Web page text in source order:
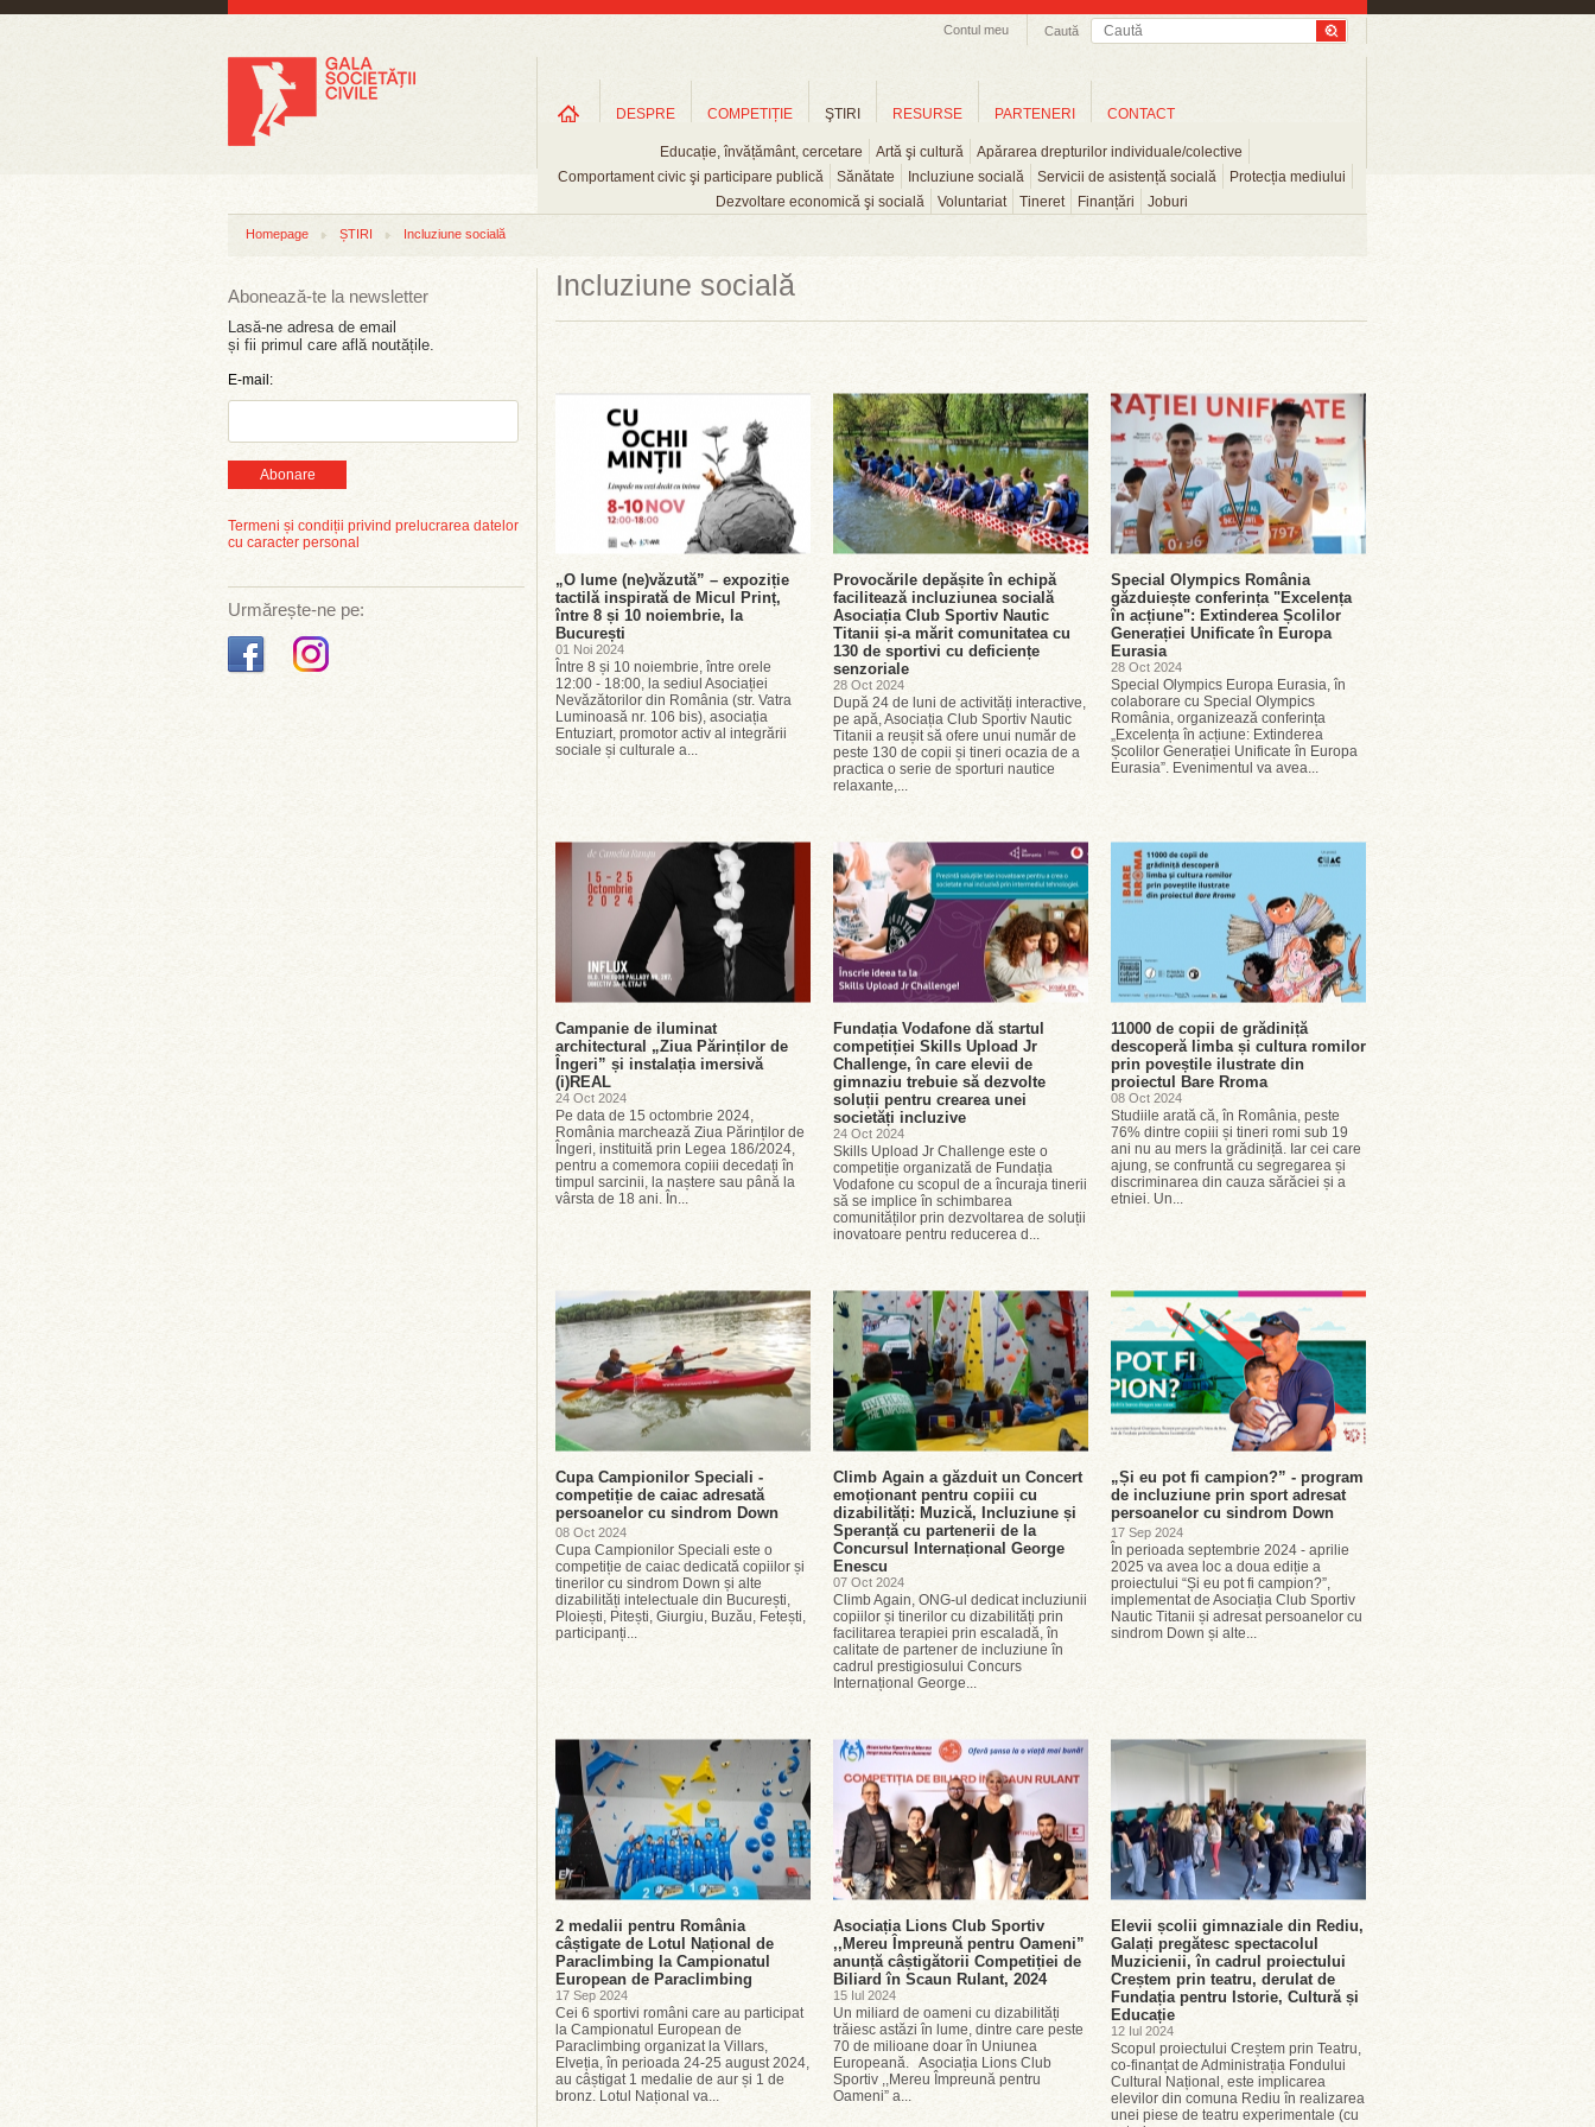
Caută
Contul meu
DESPRE COMPETIȚIE ŞTIRI
Educație, învățământ, cercetare Artă şi cultură
Apărarea drepturilor individuale/colective
Comportament civic şi participare publică
Sănătate Incluziune socială Servicii de asistență socială
Protecția mediului
Dezvoltare economică şi socială
Voluntariat Tineret Finanțări Joburi
RESURSE PARTENERI CONTACT
Homepage ȘTIRI Incluziune socială
Abonează-te la newsletter
Lasă-ne adresa de email
și fii primul care află noutățile.
E-mail:
Abonare
Termeni și condiții privind prelucrarea datelor
cu caracter personal
Urmărește-ne pe:
Incluziune socială
„O lume (ne)văzută” – expoziție
tactilă inspirată de Micul Prinț,
între 8 și 10 noiembrie, la
București
01 Noi 2024
Între 8 și 10 noiembrie, între orele
12:00 - 18:00, la sediul Asociației
Nevăzătorilor din România (str. Vatra
Luminoasă nr. 106 bis), asociația
Entuziart, promotor activ al integrării
sociale și culturale a...
Provocările depășite în echipă
facilitează incluziunea socială
Asociația Club Sportiv Nautic
Titanii și-a mărit comunitatea cu
130 de sportivi cu deficiențe
senzoriale
28 Oct 2024
După 24 de luni de activități interactive,
pe apă, Asociația Club Sportiv Nautic
Titanii a reușit să ofere unui număr de
peste 130 de copii și tineri ocazia de a
practica o serie de sporturi nautice
relaxante,...
Special Olympics România
găzduiește conferința "Excelența
în acțiune": Extinderea Școlilor
Generației Unificate în Europa
Eurasia
28 Oct 2024
Special Olympics Europa Eurasia, în
colaborare cu Special Olympics
România, organizează conferința
„Excelența în acțiune: Extinderea
Școlilor Generației Unificate în Europa
Eurasia”. Evenimentul va avea...
Campanie de iluminat
architectural „Ziua Părinților de
Îngeri” și instalația imersivă
(i)REAL
24 Oct 2024
Pe data de 15 octombrie 2024,
România marchează Ziua Părinților de
Îngeri, instituită prin Legea 186/2024,
pentru a comemora copiii decedați în
timpul sarcinii, la naștere sau până la
vârsta de 18 ani. În...
Fundația Vodafone dă startul
competiției Skills Upload Jr
Challenge, în care elevii de
gimnaziu trebuie să dezvolte
soluții pentru crearea unei
societăți incluzive
24 Oct 2024
Skills Upload Jr Challenge este o
competiție organizată de Fundația
Vodafone cu scopul de a încuraja tinerii
să se implice în schimbarea
comunităților prin dezvoltarea de soluții
inovatoare pentru reducerea d...
11000 de copii de grădiniță
descoperă limba și cultura romilor
prin poveștile ilustrate din
proiectul Bare Rroma
08 Oct 2024
Studiile arată că, în România, peste
76% dintre copiii și tineri romi sub 19
ani nu au mers la grădiniță. Iar cei care
ajung, se confruntă cu segregarea și
discriminarea din cauza sărăciei și a
etniei. Un...
Cupa Campionilor Speciali -
competiție de caiac adresată
persoanelor cu sindrom Down
08 Oct 2024
Cupa Campionilor Speciali este o
competiție de caiac dedicată copiilor și
tinerilor cu sindrom Down și alte
dizabilități intelectuale din București,
Ploiești, Pitești, Giurgiu, Buzău, Fetești,
participanți...
Climb Again a găzduit un Concert
emoționant pentru copiii cu
dizabilități: Muzică, Incluziune și
Speranță cu partenerii de la
Concursul Internațional George
Enescu
07 Oct 2024
Climb Again, ONG-ul dedicat incluziunii
copiilor și tinerilor cu dizabilități prin
facilitarea terapiei prin escaladă, în
calitate de partener de incluziune în
cadrul prestigiosului Concurs
Internațional George...
„Și eu pot fi campion?” - program
de incluziune prin sport adresat
persoanelor cu sindrom Down
17 Sep 2024
În perioada septembrie 2024 - aprilie
2025 va avea loc a doua ediție a
proiectului “Și eu pot fi campion?”,
implementat de Asociația Club Sportiv
Nautic Titanii și adresat persoanelor cu
sindrom Down și alte...
2 medalii pentru România
câștigate de Lotul Național de
Paraclimbing la Campionatul
European de Paraclimbing
17 Sep 2024
Cei 6 sportivi români care au participat
la Campionatul European de
Paraclimbing organizat la Villars,
Elveția, în perioada 24-25 august 2024,
au câștigat 1 medalie de aur și 1 de
bronz. Lotul Național va...
Asociația Lions Club Sportiv
,,Mereu Împreună pentru Oameni”
anunță câștigătorii Competiției de
Biliard în Scaun Rulant, 2024
15 Iul 2024
Un miliard de oameni cu dizabilități
trăiesc astăzi în lume, dintre care peste
70 de milioane doar în Uniunea
Europeană. Asociația Lions Club
Sportiv ,,Mereu Împreună pentru
Oameni” a...
Elevii școlii gimnaziale din Rediu,
Galați pregătesc spectacolul
Muzicienii, în cadrul proiectului
Creștem prin teatru, derulat de
Fundația pentru Istorie, Cultură și
Educație
12 Iul 2024
Scopul proiectului Creștem prin Teatru,
co-finanțat de Administrația Fondului
Cultural Național, este implicarea
elevilor din comuna Rediu în realizarea
unei piese de teatru experimentale (cu